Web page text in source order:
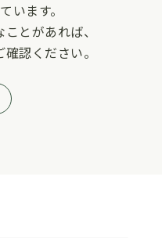
います。
とがあれば、
認ください。